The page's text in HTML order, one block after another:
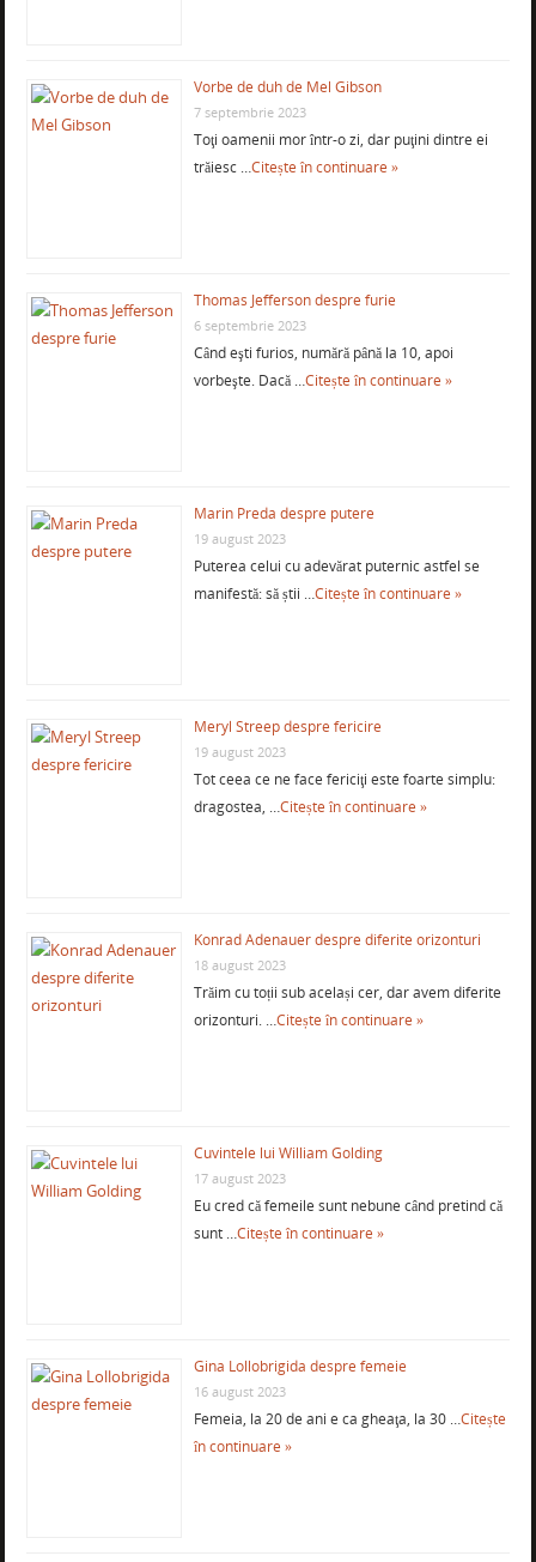
Vorbe de duh de Mel Gibson
7 septembrie 2023
Toţi oamenii mor într-o zi, dar puţini dintre ei
trăiesc …Citește în continuare »
Thomas Jefferson despre furie
6 septembrie 2023
Când eşti furios, numără până la 10, apoi
vorbeşte. Dacă …Citește în continuare »
Marin Preda despre putere
19 august 2023
Puterea celui cu adevărat puternic astfel se
manifestă: să știi …Citește în continuare »
Meryl Streep despre fericire
19 august 2023
Tot ceea ce ne face fericiţi este foarte simplu:
dragostea, …Citește în continuare »
Konrad Adenauer despre diferite orizonturi
18 august 2023
Trăim cu toții sub același cer, dar avem diferite
orizonturi. …Citește în continuare »
Cuvintele lui William Golding
17 august 2023
Eu cred că femeile sunt nebune când pretind că
sunt …Citește în continuare »
Gina Lollobrigida despre femeie
16 august 2023
Femeia, la 20 de ani e ca gheaţa, la 30 …Citește
în continuare »